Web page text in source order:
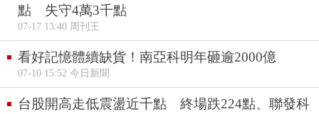
點 失守4萬3千點
07-17 13:40 周刊王
看好記憶體續缺貨！南亞科明年砸逾2000億
07-10 15:52 今日新聞
台股開高走低震盪近千點 終場跌224點、聯發科